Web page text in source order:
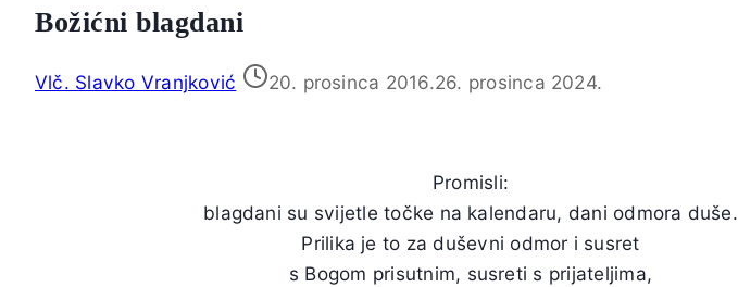
Božićni blagdani
Vlč. Slavko Vranjković 20. prosinca 2016.26. prosinca 2024.
Promisli:
blagdani su svijetle točke na kalendaru, dani odmora duše.
Prilika je to za duševni odmor i susret
s Bogom prisutnim, susreti s prijateljima,